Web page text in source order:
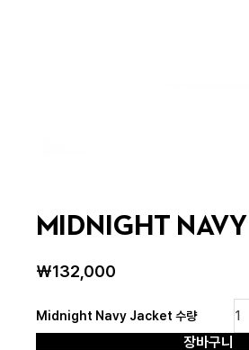
MIDNIGHT
₩132,000
Midnight Navy Jacket 수량
장바구니